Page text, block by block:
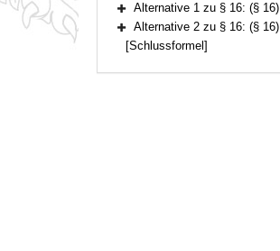
Bereich erweitern
Alternative 1 zu § 16: (§ 16)
Bereich erweitern
Alternative 2 zu § 16: (§ 16)
[Schlussformel]